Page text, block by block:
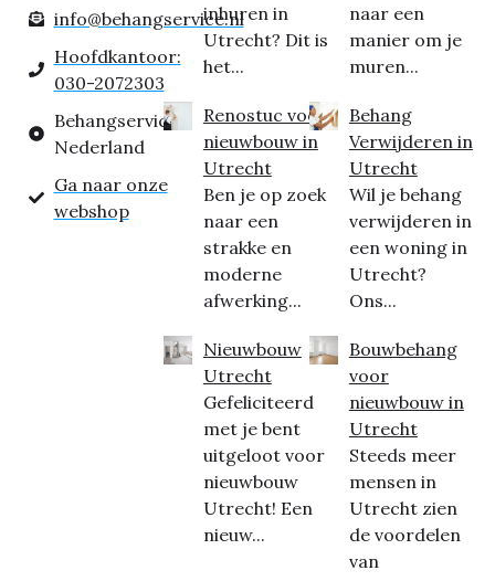
info@behangservice.nl
Hoofdkantoor:
030-2072303
Behangservice
Nederland
Ga naar onze
webshop
inhuren in
Utrecht? Dit is
het...
Renostuc voor
nieuwbouw in
Utrecht
Ben je op zoek
naar een
strakke en
moderne
afwerking...
Nieuwbouw
Utrecht
Gefeliciteerd
met je bent
uitgeloot voor
nieuwbouw
Utrecht! Een
nieuw...
naar een
manier om je
muren...
Behang
Verwijderen in
Utrecht
Wil je behang
verwijderen in
een woning in
Utrecht?
Ons...
Bouwbehang
voor
nieuwbouw in
Utrecht
Steeds meer
mensen in
Utrecht zien
de voordelen
van